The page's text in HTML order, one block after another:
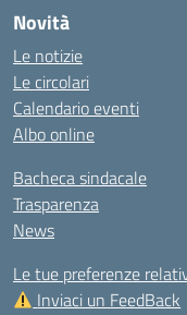
Novità
Le notizie
Le circolari
Calendario eventi
Albo online
Bacheca sindacale
Trasparenza
News
Le tue preferenze
Inviaci un FeedBack